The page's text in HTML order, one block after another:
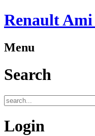
Renault
Menu
Search
Login